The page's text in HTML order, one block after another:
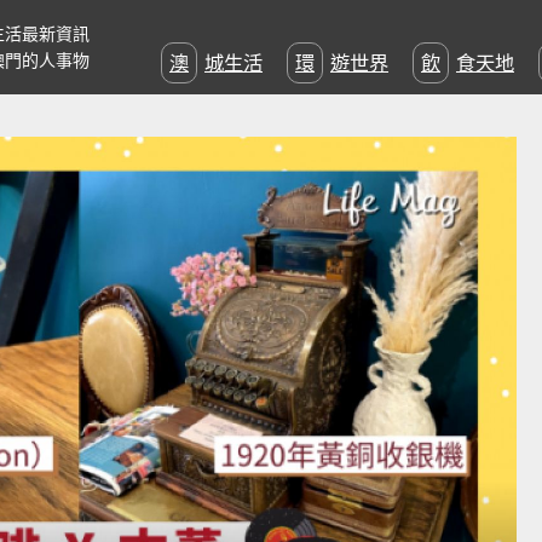
最新資訊
的人事物
澳城生活 環遊世界 飲食天地